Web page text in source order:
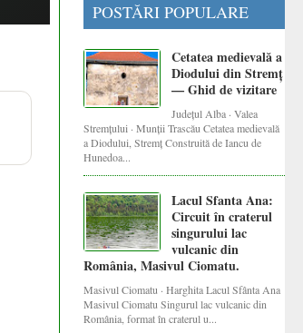
POSTĂRI POPULARE
Cetatea medievală a
Diodului din Stremț
— Ghid de vizitare
Județul Alba · Valea
Stremțului · Munții Trascău Cetatea medievală
a Diodului, Stremț Construită de Iancu de
Hunedoa...
Lacul Sfanta Ana:
Circuit în craterul
singurului lac
vulcanic din
România, Masivul Ciomatu.
Masivul Ciomatu · Harghita Lacul Sfânta Ana
Masivul Ciomatu Singurul lac vulcanic din
România, format în craterul u...